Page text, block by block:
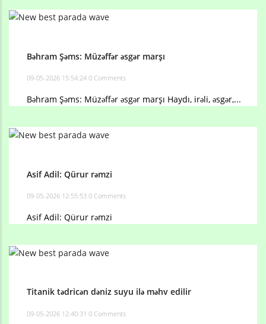
Bəhram Şəms: Müzəffər əsgər marşı
09-05-2026 15:54:24 0 Comments
Bəhram Şəms: Müzəffər əsgər marşı Haydı, irəli, əsgər,...
Asif Adil: Qürur rəmzi
09-05-2026 12:55:53 0 Comments
Asif Adil: Qürur rəmzi
Titanik tədricən dəniz suyu ilə məhv edilir
09-05-2026 12:40:31 0 Comments